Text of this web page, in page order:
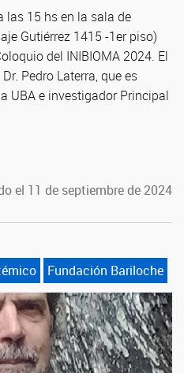
las 15 hs en la sala de
Gutiérrez 1415 -1er piso)
del INIBIOMA 2024. El
Pedro Laterra, que es
UBA e investigador Principal
el 11 de septiembre de 2024
Fundación Bariloche